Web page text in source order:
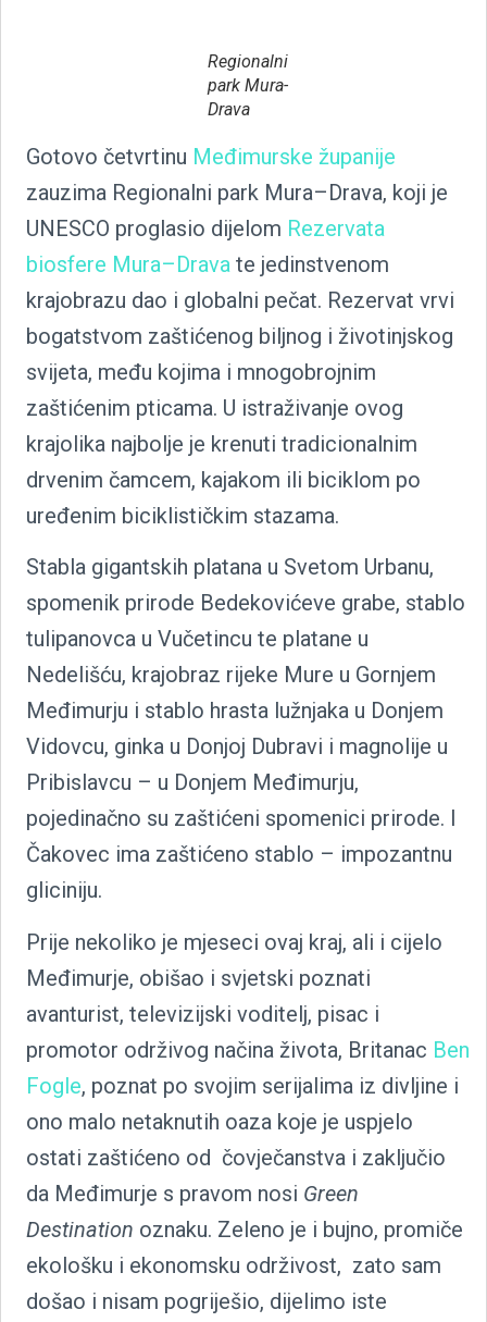
Regionalni
park Mura-
Drava
Gotovo četvrtinu Međimurske županije
zauzima Regionalni park Mura–Drava, koji je
UNESCO proglasio dijelom Rezervata
biosfere Mura–Drava te jedinstvenom
krajobrazu dao i globalni pečat. Rezervat vrvi
bogatstvom zaštićenog biljnog i životinjskog
svijeta, među kojima i mnogobrojnim
zaštićenim pticama. U istraživanje ovog
krajolika najbolje je krenuti tradicionalnim
drvenim čamcem, kajakom ili biciklom po
uređenim biciklističkim stazama.
Stabla gigantskih platana u Svetom Urbanu,
spomenik prirode Bedekovićeve grabe, stablo
tulipanovca u Vučetincu te platane u
Nedelišću, krajobraz rijeke Mure u Gornjem
Međimurju i stablo hrasta lužnjaka u Donjem
Vidovcu, ginka u Donjoj Dubravi i magnolije u
Pribislavcu – u Donjem Međimurju,
pojedinačno su zaštićeni spomenici prirode. I
Čakovec ima zaštićeno stablo – impozantnu
gliciniju.
Prije nekoliko je mjeseci ovaj kraj, ali i cijelo
Međimurje, obišao i svjetski poznati
avanturist, televizijski voditelj, pisac i
promotor održivog načina života, Britanac Ben
Fogle, poznat po svojim serijalima iz divljine i
ono malo netaknutih oaza koje je uspjelo
ostati zaštićeno od čovječanstva i zaključio
da Međimurje s pravom nosi Green
Destination oznaku. Zeleno je i bujno, promiče
ekološku i ekonomsku održivost, zato sam
došao i nisam pogriješio, dijelimo iste